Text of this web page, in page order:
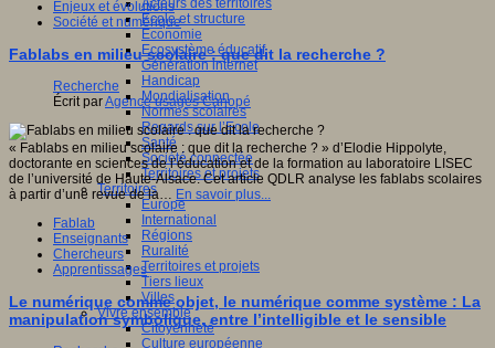
Acteurs des territoires
Ecole et structure
Economie
Ecosystème éducatif
Génération internet
Handicap
Mondialisation
Normes scolaires
Regards sur l’Ecole
Santé
Société connectée
Territoires et projets
Territoires
Europe
International
Régions
Ruralité
Territoires et projets
Tiers lieux
Villes
Vivre ensemble
Citoyenneté
Culture européenne
Enjeux et évolutions
Société et numérique
Fablabs en milieu scolaire : que dit la recherche ?
Recherche
Écrit parAgence usages Canopé
« Fablabs en milieu scolaire : que dit la recherche ? » d’Elodie Hippolyte,
doctorante en sciences de l’éducation et de la formation au laboratoire LISEC
de l’université de Haute-Alsace. Cet article QDLR analyse les fablabs scolaires
à partir d’une revue de la… En savoir plus...
Fablab
Enseignants
Chercheurs
Apprentissages
Le numérique comme objet, le numérique comme système : La
manipulation symbolique, entre l’intelligible et le sensible